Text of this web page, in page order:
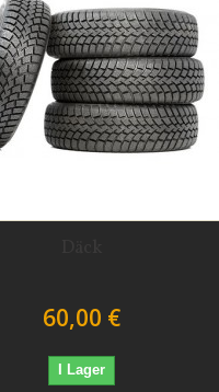
60,00 €
I Lager